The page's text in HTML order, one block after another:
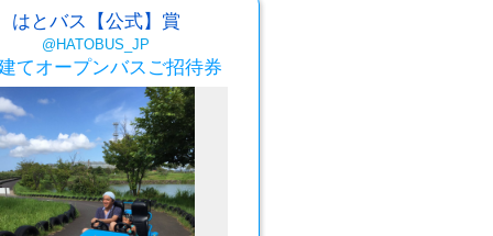
はとバス【公式】賞
@HATOBUS_JP
てオープンバスご招待券